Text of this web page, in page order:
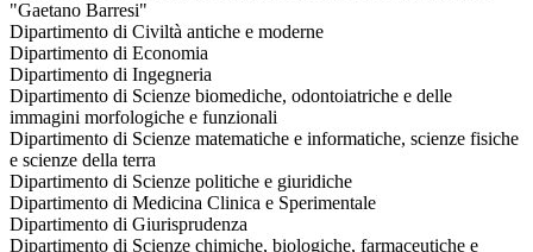
"Gaetano Barresi"
Dipartimento di Civiltà antiche e moderne
Dipartimento di Economia
Dipartimento di Ingegneria
Dipartimento di Scienze biomediche, odontoiatriche e delle
immagini morfologiche e funzionali
Dipartimento di Scienze matematiche e informatiche, scienze fisiche
e scienze della terra
Dipartimento di Scienze politiche e giuridiche
Dipartimento di Medicina Clinica e Sperimentale
Dipartimento di Giurisprudenza
Dipartimento di Scienze chimiche, biologiche, farmaceutiche e